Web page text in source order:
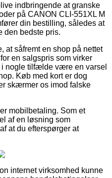
indbringende at granske
på CANON CLI-551XL M
din bestilling, således at
den bedste pris.
at såfremt en shop på nettet
en salgspris som virker
i nogle tilfælde være en varsel
Køb med kort er dog
skærmer os imod falske
mobilbetaling. Som et
af en løsning som
at du efterspørger at
internet virksomhed kunne